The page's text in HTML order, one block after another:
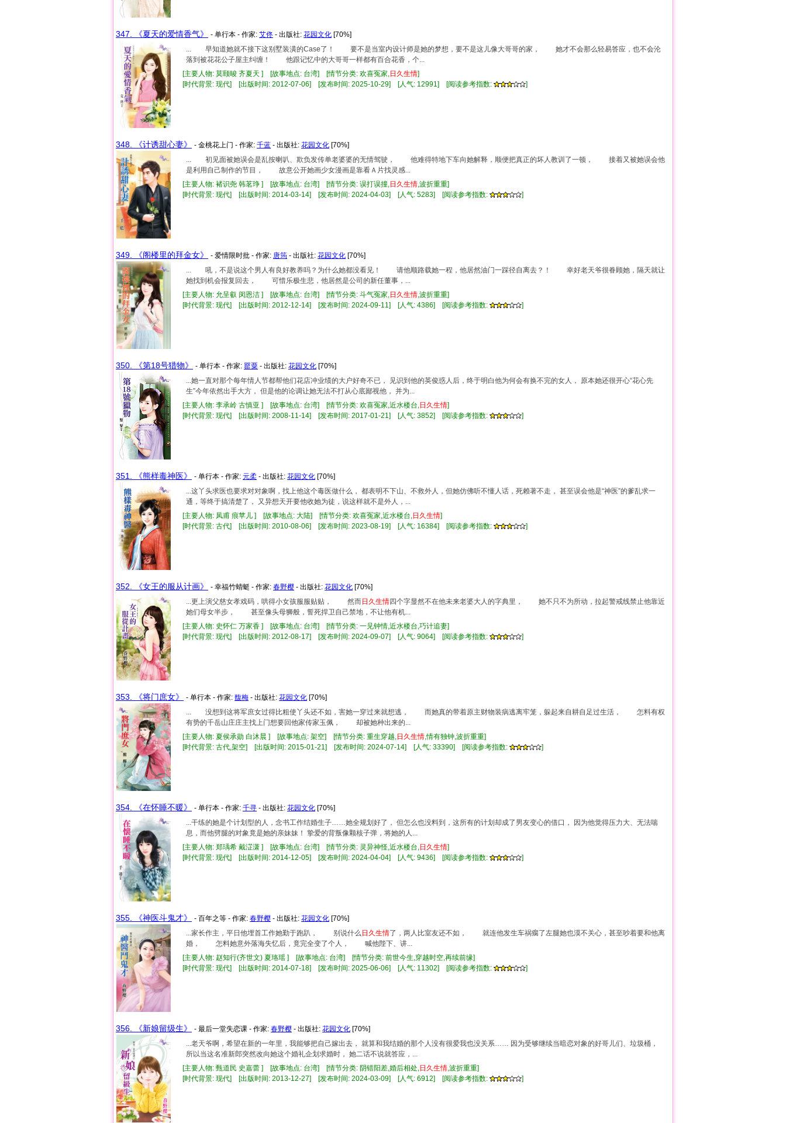
347. 《夏天的爱情香气》 - 单行本 - 作家: 艾佟 - 出版社: 花园文化 [70%]
... 早知道她就不接下这别墅装潢的Case了！ 要不是当室内设计师是她的梦想，要不是这儿像大哥哥的家， 她才不会那么轻易答应，也不会沦
落到被花花公子屋主纠缠！ 他跟记忆中的大哥哥一样都有百合花香，个...
[主要人物: 莫颐晙 齐夏天 ] [故事地点: 台湾] [情节分类: 欢喜冤家, 日久 生情]
[时代背景: 现代] [出版时间: 2012-07-06] [发布时间: 2025-10-29] [人气: 12991] [阅读参考指数:
]
348. 《计诱甜心妻》 - 金桃花上门 - 作家: 千蓝 - 出版社: 花园文化 [70%]
... 初见面被她误会是乱按喇叭、欺负发传单老婆婆的无情驾驶， 他难得特地下车向她解释，顺便把真正的坏人教训了一顿， 接着又被她误会他
是利用自己制作的节目， 故意公开她画少女漫画是靠看Ａ片找灵感...
[主要人物: 褚识尧 韩茗琤 ] [故事地点: 台湾] [情节分类: 误打误撞, 日久 生情 ,波折重重]
[时代背景: 现代] [出版时间: 2014-03-14] [发布时间: 2024-04-03] [人气: 5283] [阅读参考指数:
]
349. 《阁楼里的拜金女》 - 爱情限时批 - 作家: 唐筠 - 出版社: 花园文化 [70%]
... 吼，不是说这个男人有良好教养吗？为什么她都没看见！ 请他顺路载她一程，他居然油门一踩径自离去？！ 幸好老天爷很眷顾她，隔天就让
她找到机会报复回去， 可惜乐极生悲，他居然是公司的新任董事，...
[主要人物: 允呈叡 闵恩洁 ] [故事地点: 台湾] [情节分类: 斗气冤家, 日久 生情 ,波折重重]
[时代背景: 现代] [出版时间: 2012-12-14] [发布时间: 2024-09-11] [人气: 4386] [阅读参考指数:
]
350. 《第18号猎物》 - 单行本 - 作家: 罂粟 - 出版社: 花园文化 [70%]
...她一直对那个每年情人节都帮他们花店冲业绩的大户好奇不已， 见识到他的英俊惑人后，终于明白他为何会有换不完的女人， 原本她还很开心“花心先
生”今年依然出手大方， 但是他的论调让她无法不打从心底鄙视他， 并为...
[主要人物: 李承岭 古慎亚 ] [故事地点: 台湾] [情节分类: 欢喜冤家,近水楼台, 日久 生情]
[时代背景: 现代] [出版时间: 2008-11-14] [发布时间: 2017-01-21] [人气: 3852] [阅读参考指数:
]
351. 《熊样毒神医》 - 单行本 - 作家: 元柔 - 出版社: 花园文化 [70%]
...这丫头求医也要求对对象啊，找上他这个毒医做什么， 都表明不下山、不救外人，但她仿佛听不懂人话，死赖著不走， 甚至误会他是“神医”的爹乱求一
通，等终于搞清楚了， 又异想天开要他收她为徒，说这样就不是外人，...
[主要人物: 凤甫 痕苹儿 ] [故事地点: 大陆] [情节分类: 欢喜冤家,近水楼台, 日久 生情]
[时代背景: 古代] [出版时间: 2010-08-06] [发布时间: 2023-08-19] [人气: 16384] [阅读参考指数:
]
352. 《女王的服从计画》 - 幸福竹蜻蜓 - 作家: 春野樱 - 出版社: 花园文化 [70%]
...更上演父慈女孝戏码，哄得小女孩服服贴贴， 然而日久 生情四个字显然不在他未来老婆大人的字典里， 她不只不为所动，拉起警戒线禁止他靠近
她们母女半步， 甚至像头母狮般，誓死捍卫自己禁地，不让他有机...
[主要人物: 史怀仁 万家香 ] [故事地点: 台湾] [情节分类: 一见钟情,近水楼台,巧计追妻]
[时代背景: 现代] [出版时间: 2012-08-17] [发布时间: 2024-09-07] [人气: 9064] [阅读参考指数:
]
353. 《将门庶女》 - 单行本 - 作家: 馥梅 - 出版社: 花园文化 [70%]
... 没想到这将军庶女过得比粗使丫头还不如，害她一穿过来就想逃， 而她真的带着原主财物装病逃离牢笼，躲起来自耕自足过生活， 怎料有权
有势的千岳山庄庄主找上门想要回他家传家玉佩， 却被她种出来的...
[主要人物: 夏侯承勋 白沐晨 ] [故事地点: 架空] [情节分类: 重生穿越, 日久 生情,情有独钟,波折重重]
[时代背景: 古代,架空] [出版时间: 2015-01-21] [发布时间: 2024-07-14] [人气: 33390] [阅读参考指数:
]
354. 《在怀睡不暖》 - 单行本 - 作家: 千寻 - 出版社: 花园文化 [70%]
...干练的她是个计划型的人，念书工作结婚生子……她全规划好了， 但怎么也没料到，这所有的计划却成了男友变心的借口， 因为他觉得压力大、无法喘
息，而他劈腿的对象竟是她的亲妹妹！ 挚爱的背叛像颗核子弹，将她的人...
[主要人物: 郑瑀希 戴淽潇 ] [故事地点: 台湾] [情节分类: 灵异神怪,近水楼台, 日久 生情]
[时代背景: 现代] [出版时间: 2014-12-05] [发布时间: 2024-04-04] [人气: 9436] [阅读参考指数:
]
355. 《神医斗鬼才》 - 百年之等 - 作家: 春野樱 - 出版社: 花园文化 [70%]
...家长作主，平日他埋首工作她勤于跑趴， 别说什么 日久 生情了，两人比室友还不如， 就连他发生车祸瘸了左腿她也漠不关心，甚至吵着要和他离
婚， 怎料她意外落海失忆后，竟完全变了个人， 喊他陛下、讲...
[主要人物: 赵知行(齐世文) 夏珞瑶 ] [故事地点: 台湾] [情节分类: 前世今生,穿越时空,再续前缘]
[时代背景: 现代] [出版时间: 2014-07-18] [发布时间: 2025-06-06] [人气: 11302] [阅读参考指数:
]
356. 《新娘留级生》 - 最后一堂失恋课 - 作家: 春野樱 - 出版社: 花园文化 [70%]
...老天爷啊，希望在新的一年里，我能够把自己嫁出去， 就算和我结婚的那个人没有很爱我也没关系…… 因为受够继续当暗恋对象的好哥儿们、垃圾桶，
所以当这名准新郎突然改向她这个婚礼企划求婚时， 她二话不说就答应，...
[主要人物: 甄道民 史嘉蕾 ] [故事地点: 台湾] [情节分类: 阴错阳差,婚后相处, 日久 生情 ,波折重重]
[时代背景: 现代] [出版时间: 2013-12-27] [发布时间: 2024-03-09] [人气: 6912] [阅读参考指数:
]